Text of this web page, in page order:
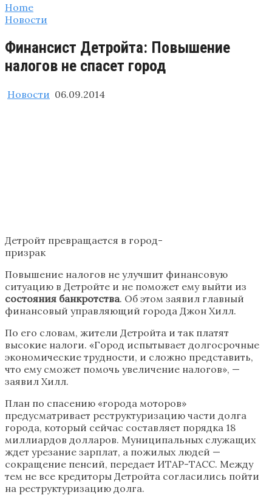
Home
Новости
Финансист Детройта: Повышение
налогов не спасет город
Новости 06.09.2014
Детройт превращается в город-
призрак
Повышение налогов не улучшит финансовую
ситуацию в Детройте и не поможет ему выйти из
состояния банкротства. Об этом заявил главный
финансовый управляющий города Джон Хилл.
По его словам, жители Детройта и так платят
высокие налоги. «Город испытывает долгосрочные
экономические трудности, и сложно представить,
что ему сможет помочь увеличение налогов», —
заявил Хилл.
План по спасению «города моторов»
предусматривает реструктуризацию части долга
города, который сейчас составляет порядка 18
миллиардов долларов. Муниципальных служащих
ждет урезание зарплат, а пожилых людей —
сокращение пенсий, передает ИТАР-ТАСС. Между
тем не все кредиторы Детройта согласились пойти
на реструктуризацию долга.